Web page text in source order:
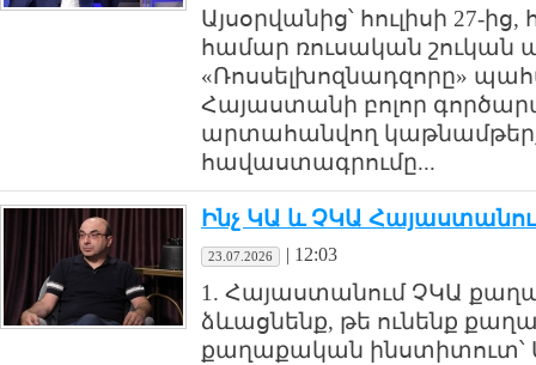
Այսօրվանից՝ հուլիսի 27-
համար ռուսական շուկան
«Ռոսսելխոզնադզորը»
Հայաստանի բոլոր
արտահանվող
հավաստագրումը...
Ինչ ԿԱ և ՉԿԱ
23.07.2026 | 12:03
1. Հայաստանում ՉԿԱ
ձևացնենք, թե ունենք
քաղաքական ինստիտուտ՝